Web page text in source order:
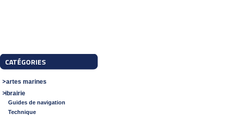
CATÉGORIES
Cartes marines
Librairie
Guides de navigation
Technique